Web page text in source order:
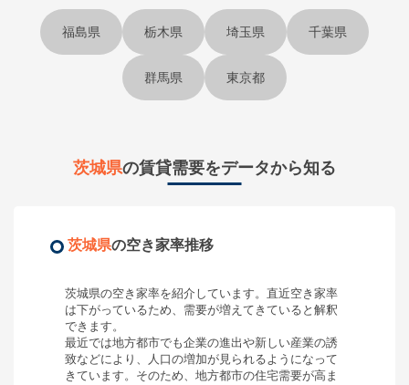
福島県 栃木県 埼玉県 千葉県
群馬県 東京都
茨城県の賃貸需要をデータから知る
茨城県の空き家率推移
茨城県の空き家率を紹介しています。直近空き家率
は下がっているため、需要が増えてきている と解釈
できます。
最近では地方都市でも企業の進出や新しい産業の誘
致などにより、人口の増加が見られるようになって
きています。そのため、地方都市の住宅需要が高ま